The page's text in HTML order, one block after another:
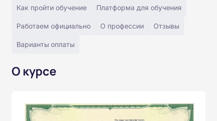
Как пройти обучение Платформа для обучения
Работаем официально О профессии Отзывы
Варианты оплаты
О курсе